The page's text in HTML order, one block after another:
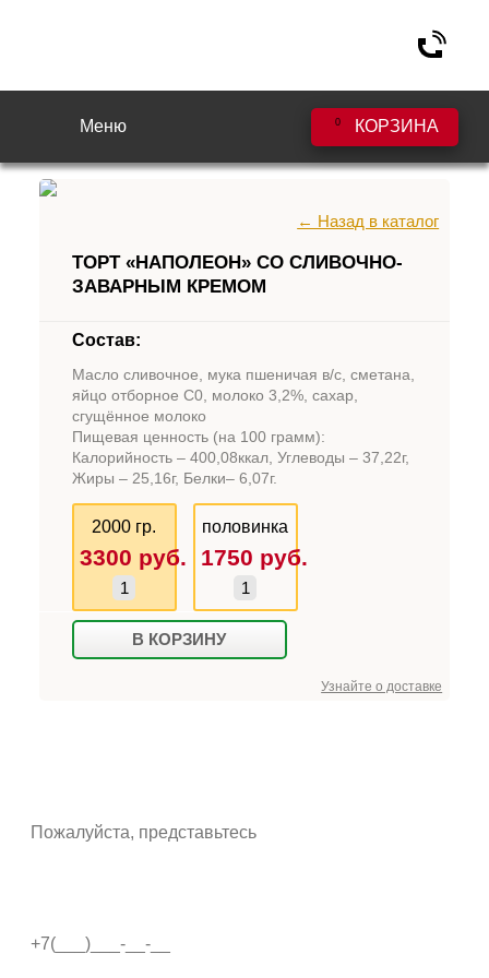
КОРЗИНА
0
Меню
← Назад в каталог
ТОРТ «НАПОЛЕОН» СО СЛИВОЧНО-
ЗАВАРНЫМ КРЕМОМ
Состав:
Масло сливочное, мука пшеничая в/с, сметана,
яйцо отборное С0, молоко 3,2%, сахар,
сгущённое молоко
Пищевая ценность (на 100 грамм):
Калорийность – 400,08ккал, Углеводы – 37,22г,
Жиры – 25,16г, Белки– 6,07г.
2000 гр.
3300 руб.
половинка
1750 руб.
В КОРЗИНУ
Узнайте о доставке